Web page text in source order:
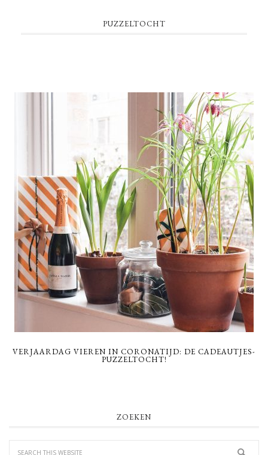
PUZZELTOCHT
VERJAARDAG VIEREN IN CORONATIJD: DE CADEAUTJES-
PUZZELTOCHT!
ZOEKEN